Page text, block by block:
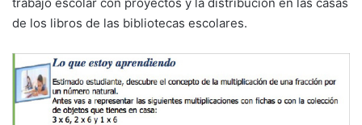
de los libros de las bibliotecas escolares.